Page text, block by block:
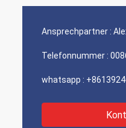
Ansprechpartner :
Telefonnummer :
whatsapp :